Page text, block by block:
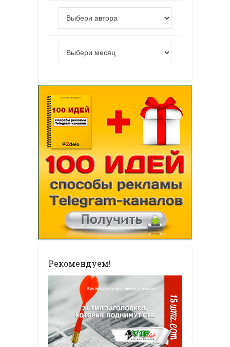
Рекомендуем!